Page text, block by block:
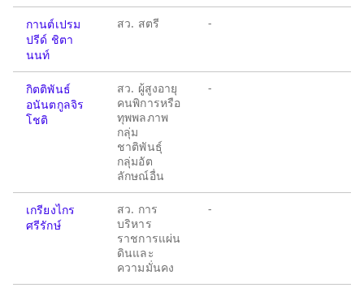
กานต์เปรม
ปรีด์ ชิตา
นนท์
สว. สตรี -
กิตติพันธ์
อนันตกูลจิร
โชติ
สว. ผู้สูงอายุ
คนพิการหรือ
ทุพพลภาพ
กลุ่ม
ชาติพันธุ์
กลุ่มอัต
ลักษณ์อื่น
-
เกรียงไกร
ศรีรักษ์
สว. การ
บริหาร
ราชการแผ่น
ดินและ
ความมั่นคง
-